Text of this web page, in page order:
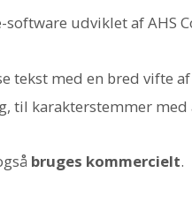
software udviklet af AHS
tekst med en bred vifte
til karakterstemmer
bruges kommercielt.